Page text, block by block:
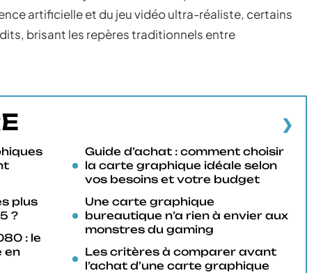
artificielle et du jeu vidéo ultra-réaliste, certains
brisant les repères traditionnels entre
plus
?
: le
en
Guide d’achat : comment choisir
la carte graphique idéale selon
vos besoins et votre budget
Une carte graphique
bureautique n’a rien à envier aux
monstres du gaming
Les critères à comparer avant
l’achat d’une carte graphique